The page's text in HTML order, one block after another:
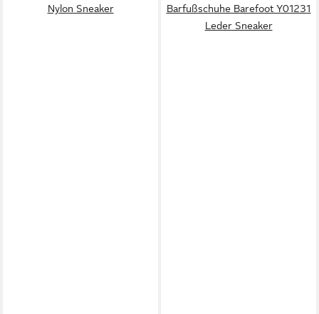
Nylon Sneaker
Barfußschuhe Barefoot Y01231
Leder Sneaker